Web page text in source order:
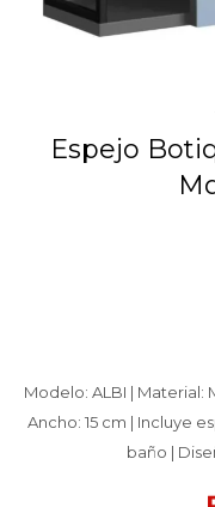
Espejo
Modelo: ALBI | Material:
Ancho: 15 cm | Incluye
baño |